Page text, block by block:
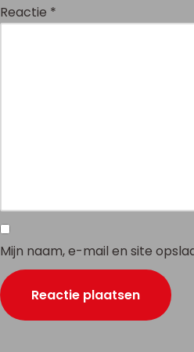
Reactie *
Mijn naam, e-mail en site